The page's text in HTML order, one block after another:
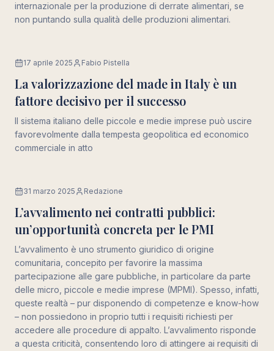
internazionale per la produzione di derrate alimentari, se
non puntando sulla qualità delle produzioni alimentari.
Made in Italy
17 aprile 2025 Fabio Pistella
La valorizzazione del made in Italy è un
fattore decisivo per il successo
Il sistema italiano delle piccole e medie imprese può uscire
favorevolmente dalla tempesta geopolitica ed economico
commerciale in atto
Lavoro
31 marzo 2025 Redazione
L’avvalimento nei contratti pubblici:
un’opportunità concreta per le PMI
L’avvalimento è uno strumento giuridico di origine
comunitaria, concepito per favorire la massima
partecipazione alle gare pubbliche, in particolare da parte
delle micro, piccole e medie imprese (MPMI). Spesso, infatti,
queste realtà – pur disponendo di competenze e know-how
– non possiedono in proprio tutti i requisiti richiesti per
accedere alle procedure di appalto. L’avvalimento risponde
a questa criticità, consentendo loro di attingere ai requisiti di